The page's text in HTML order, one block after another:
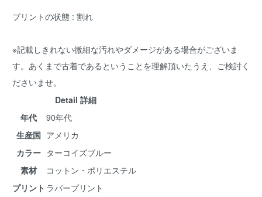
プリントの状態 : 割れ
※記載しきれない微細な汚れやダメージがある場合がございま
す。あくまで古着であるということを理解頂いたうえ、ご検討く
ださいませ。
Detail 詳細
年代
90年代
生産国 アメリカ
カラー ターコイズブルー
素材
コットン・ポリエステル
プリント ラバープリント